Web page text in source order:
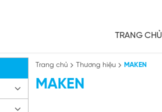
TRANG CHỦ
Trang chủ Thương hiệu MAKEN
MAKEN